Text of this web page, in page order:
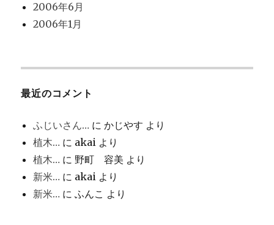
2006年6月
2006年1月
最近のコメント
ふじいさん… にかじやす より
植木… に akai より
植木… に野町 容美 より
新米… に akai より
新米… にふんこ より